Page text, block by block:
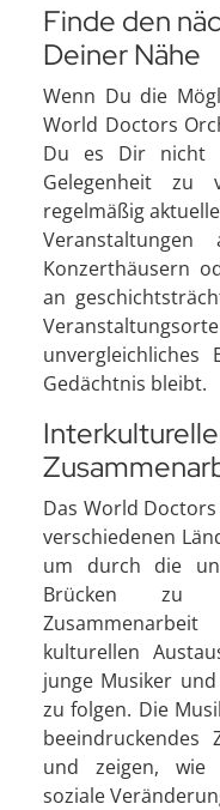
Finde den
Deiner Nähe
Wenn Du die
World Doctors
Du es Dir nicht
Gelegenheit zu
regelmäßig
Konzerthäusern
an
Gedächtnis bleibt.
Das World
verschiedenen
um durch die
Brücken zu
kulturellen
junge Musiker
zu folgen. Die
und zeigen, wie
soziale